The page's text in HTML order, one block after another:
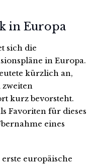
in Europa
sich die
in Europa.
kürzlich an,
zweiten
kurz bevorsteht.
Favoriten für dieses
eines
europäische